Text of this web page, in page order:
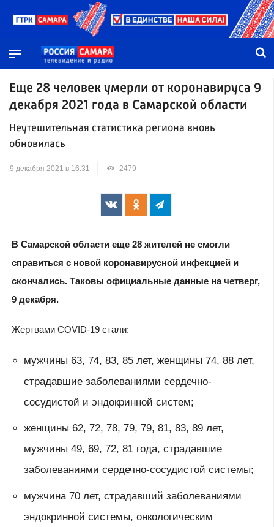
Еще 28 человек умерли от коронавируса 9
декабря 2021 года в Самарской области
Неутешительная статистика региона вновь
обновилась
9 декабря 2021 в 16:31 2479
В Самарской области еще 28 жителей не смогли
справиться с новой коронавирусной инфекцией и
скончались. Таковы официальные данные на четверг,
9 декабря.
Жертвами COVID-19 стали:
мужчины 63, 74, 83, 85 лет, женщины 74, 88 лет,
страдавшие заболеваниями сердечно-
сосудистой и эндокринной систем;
женщины 62, 72, 78, 79, 79, 81, 83, 89 лет,
мужчины 49, 69, 72, 81 года, страдавшие
заболеваниями сердечно-сосудистой системы;
мужчина 70 лет, страдавший заболеваниями
эндокринной системы, онкологическим